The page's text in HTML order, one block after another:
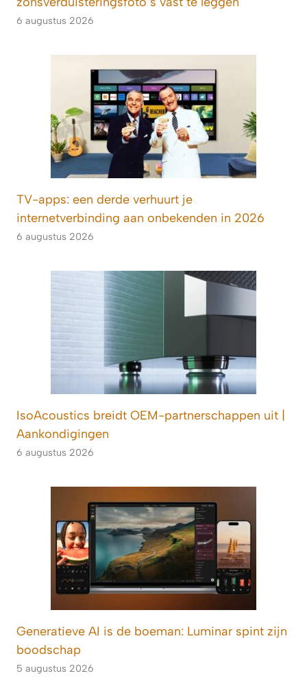
6 augustus 2026
TV-apps: een derde verhuurt je
internetverbinding aan onbekenden in 2026
6 augustus 2026
IsoAcoustics breidt OEM-partnerschappen uit |
Aankondigingen
6 augustus 2026
Generatieve AI is de boeman: Luminar spint zijn
boodschap
5 augustus 2026